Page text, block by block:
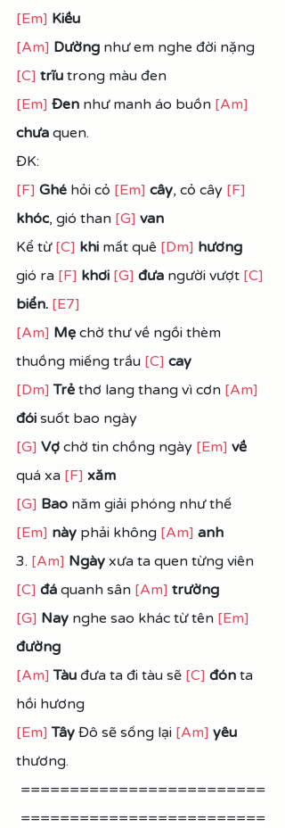
[Em] Kiều
[Am] Dường như em nghe đời nặng
[C] trĩu trong màu đen
[Em] Đen như manh áo buồn [Am]
chưa quen.
ĐK:
[F] Ghé hỏi cỏ [Em] cây, cỏ cây [F]
khóc, gió than [G] van
Kể từ [C] khi mất quê [Dm] hương
gió ra [F] khơi [G] đưa người vượt [C]
biển. [E7]
[Am] Mẹ chờ thư về ngồi thèm
thuồng miếng trầu [C] cay
[Dm] Trẻ thơ lang thang vì cơn [Am]
đói suốt bao ngày
[G] Vợ chờ tin chồng ngày [Em] về
quá xa [F] xăm
[G] Bao năm giải phóng như thế
[Em] này phải không [Am] anh
3. [Am] Ngày xưa ta quen từng viên
[C] đá quanh sân [Am] trường
[G] Nay nghe sao khác từ tên [Em]
đường
[Am] Tàu đưa ta đi tàu sẽ [C] đón ta
hồi hương
[Em] Tây Đô sẽ sống lại [Am] yêu
thương.
=========================
=========================